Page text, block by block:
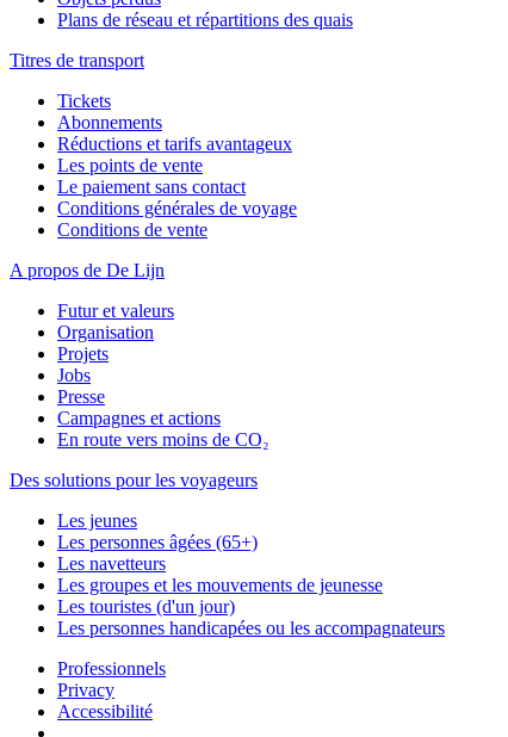
Plans de réseau et répartitions des quais
Titres de transport
Tickets
Abonnements
Réductions et tarifs avantageux
Les points de vente
Le paiement sans contact
Conditions générales de voyage
Conditions de vente
A propos de De Lijn
Futur et valeurs
Organisation
Projets
Jobs
Presse
Campagnes et actions
En route vers moins de CO₂
Des solutions pour les voyageurs
Les jeunes
Les personnes âgées (65+)
Les navetteurs
Les groupes et les mouvements de jeunesse
Les touristes (d'un jour)
Les personnes handicapées ou les accompagnateurs
Professionnels
Privacy
Accessibilité